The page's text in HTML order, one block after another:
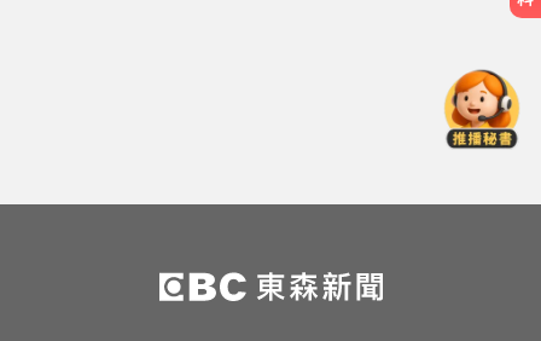
師鎖門報警
台南死亡車禍！轎車遭大貨車壓
「扭曲變形」男駕駛受困亡